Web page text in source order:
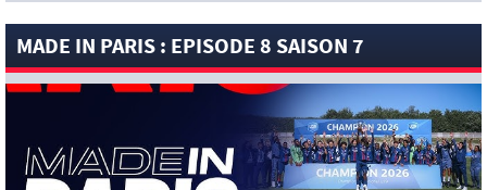
[News-Pros]Rumeur : Le PSG aurait lancé un ultimatum
4 AOÛT 2026
Mercato : Khalil Ayari prêté à Dunkerque
(Officiel)
[News-Anciens]Leverkusen : un retour de Diaby envisagé
MADE IN PARIS : EPISODE 8 SAISON 7